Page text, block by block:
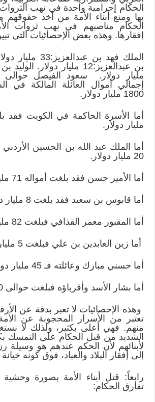
الحكام إجرامية واحدة في نهب الثروات
بها ومنع أبناء الأمة من أخذ حقوقهم
الحكام مناصبهم في نهب ثروات
إفقارها. وهذه بعض الإحصائيات التي
الملك فهد بن
إجمالي أموال العائلة المالكة في
1800 مليار دولار.
مليار دولار.
أما الملك عبد الله بن الحسين
20 مليار دولار.
أما الأمير حسن فقد بلغت أمواله 71 مليار دولار.
أما قابوس بن سعيد فقد بلغت 8 مليار دولار.
أما المقبور معمر القذافي فبلغت 82 مليار دولار.
أما زين العابدين بن علي فبلغت 5 مليار دولار.
أما حسني مبارك وعائلته فـ 45 مليار دولار.
أما بشار الأسد وأقرباؤه فبلغت حوالى 300 مليار دولار.
وهذه الإحصائيات لا تعبر بدقة عن
تعتبر من الأسرار المحجوبة عن
منهم. فهي أعلى بكثير، ولذلك لا
الشديد من قبل الحكام على التمسك
لأبنائهم لأن الحكم عندهم هو وسيلة
إلى إفقار البلاد والعباد، فوق كونه خيانة
رابعاً: قتل أبناء الأمة بصورة
تفارق الحكام: